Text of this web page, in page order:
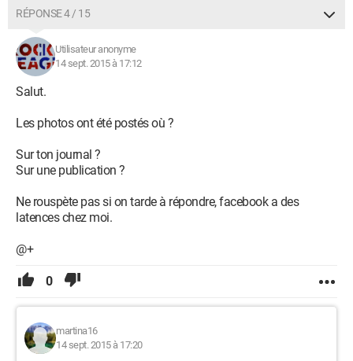
RÉPONSE 4 / 15
Utilisateur anonyme
14 sept. 2015 à 17:12
Salut.
Les photos ont été postés où ?
Sur ton journal ?
Sur une publication ?
Ne rouspète pas si on tarde à répondre, facebook a des
latences chez moi.
@+
0
martina16
14 sept. 2015 à 17:20